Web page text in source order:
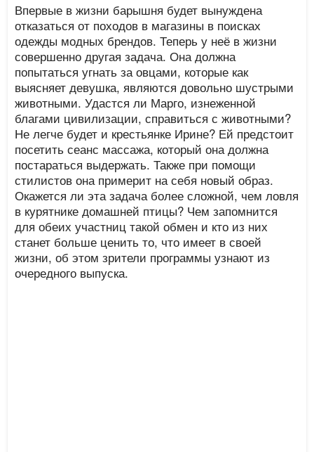
Впервые в жизни барышня будет вынуждена
отказаться от походов в магазины в поисках
одежды модных брендов. Теперь у неё в жизни
совершенно другая задача. Она должна
попытаться угнать за овцами, которые как
выясняет девушка, являются довольно шустрыми
животными. Удастся ли Марго, изнеженной
благами цивилизации, справиться с животными?
Не легче будет и крестьянке Ирине? Ей предстоит
посетить сеанс массажа, который она должна
постараться выдержать. Также при помощи
стилистов она примерит на себя новый образ.
Окажется ли эта задача более сложной, чем ловля
в курятнике домашней птицы? Чем запомнится
для обеих участниц такой обмен и кто из них
станет больше ценить то, что имеет в своей
жизни, об этом зрители программы узнают из
очередного выпуска.